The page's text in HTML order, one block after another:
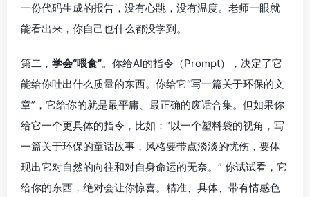
一份代码生成的报告，没有心跳，没有温度。老师一眼就
能看出来，你自己也什么都没学到。
第二， 学会“喂食”。你给AI的指令（Prompt），决定了它
能给你吐出什么质量的东西。你给它“写一篇关于环保的文
章”，它给你的就是最平庸、最正确的废话合集。但如果你
给它一个更具体的指令，比如：“以一个塑料袋的视角，写
一篇关于环保的童话故事，风格要带点淡淡的忧伤，要体
现出它对自然的向往和对自身命运的无奈。” 你试试看，它
给你的东西，绝对会让你惊喜。精准、具体、带有情感色